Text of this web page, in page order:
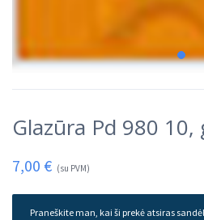
Glazūra Pd 980 10,
7,00 € (su PVM)
Praneškite man, kai ši prekė atsiras